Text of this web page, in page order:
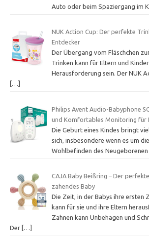
Auto oder beim Spaziergang im
NUK Action Cup: Der perfekte
Entdecker
Der Übergang vom Fläschchen
Trinken kann für Eltern und
Herausforderung sein. Der NUK
[…]
Philips Avent Audio-Babyphone
und Komfortables Monitoring für
Die Geburt eines Kindes bringt
sich, insbesondere wenn es um
Wohlbefinden des Neugeborenen
CAJA Baby Beißring – Der
zahendes Baby
Die Zeit, in der Babys ihre ersten
kann für sie und ihre Eltern
Zahnen kann Unbehagen und
Der […]